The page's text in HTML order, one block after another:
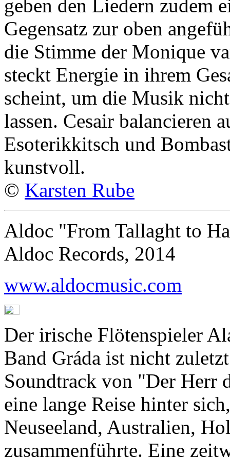
geben den Liedern zudem
Gegensatz zur oben
die Stimme der Monique
steckt Energie in ihrem
scheint, um die Musik
lassen. Cesair balancieren
Esoterikkitsch und
kunstvoll.
© Karsten Rube
Aldoc "From Tallaght to
Aldoc Records, 2014
www.aldocmusic.com
Der irische Flötenspieler
Band Gráda ist nicht
Soundtrack von "Der Herr
eine lange Reise hinter
Neuseeland, Australien,
zusammenführte. Eine